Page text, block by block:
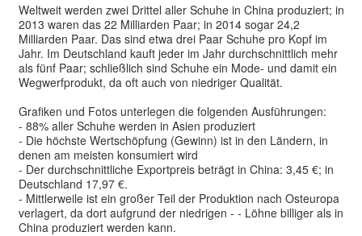
Weltweit werden zwei Drittel aller Schuhe in China produziert; in
2013 waren das 22 Milliarden Paar; in 2014 sogar 24,2
Milliarden Paar. Das sind etwa drei Paar Schuhe pro Kopf im
Jahr. Im Deutschland kauft jeder im Jahr durchschnittlich mehr
als fünf Paar; schließlich sind Schuhe ein Mode- und damit ein
Wegwerfprodukt, da oft auch von niedriger Qualität.
Grafiken und Fotos unterlegen die folgenden Ausführungen:
- 88% aller Schuhe werden in Asien produziert
- Die höchste Wertschöpfung (Gewinn) ist in den Ländern, in
denen am meisten konsumiert wird
- Der durchschnittliche Exportpreis beträgt in China: 3,45 €; in
Deutschland 17,97 €.
- Mittlerweile ist ein großer Teil der Produktion nach Osteuropa
verlagert, da dort aufgrund der niedrigen - - Löhne billiger als in
China produziert werden kann.